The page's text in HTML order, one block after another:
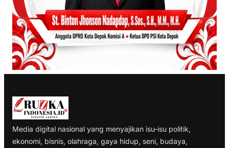
Media digital nasional yang menyajikan isu-isu politik,
ekonomi, bisnis, olahraga, gaya hidup, seni, budaya,